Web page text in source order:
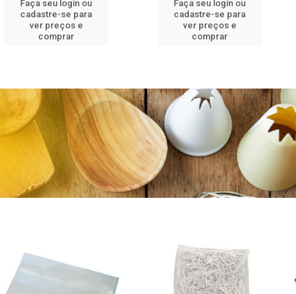
Faça seu login ou
cadastre-se para
ver preços e
comprar
Faça seu login ou
cadastre-se para
ver preços e
comprar